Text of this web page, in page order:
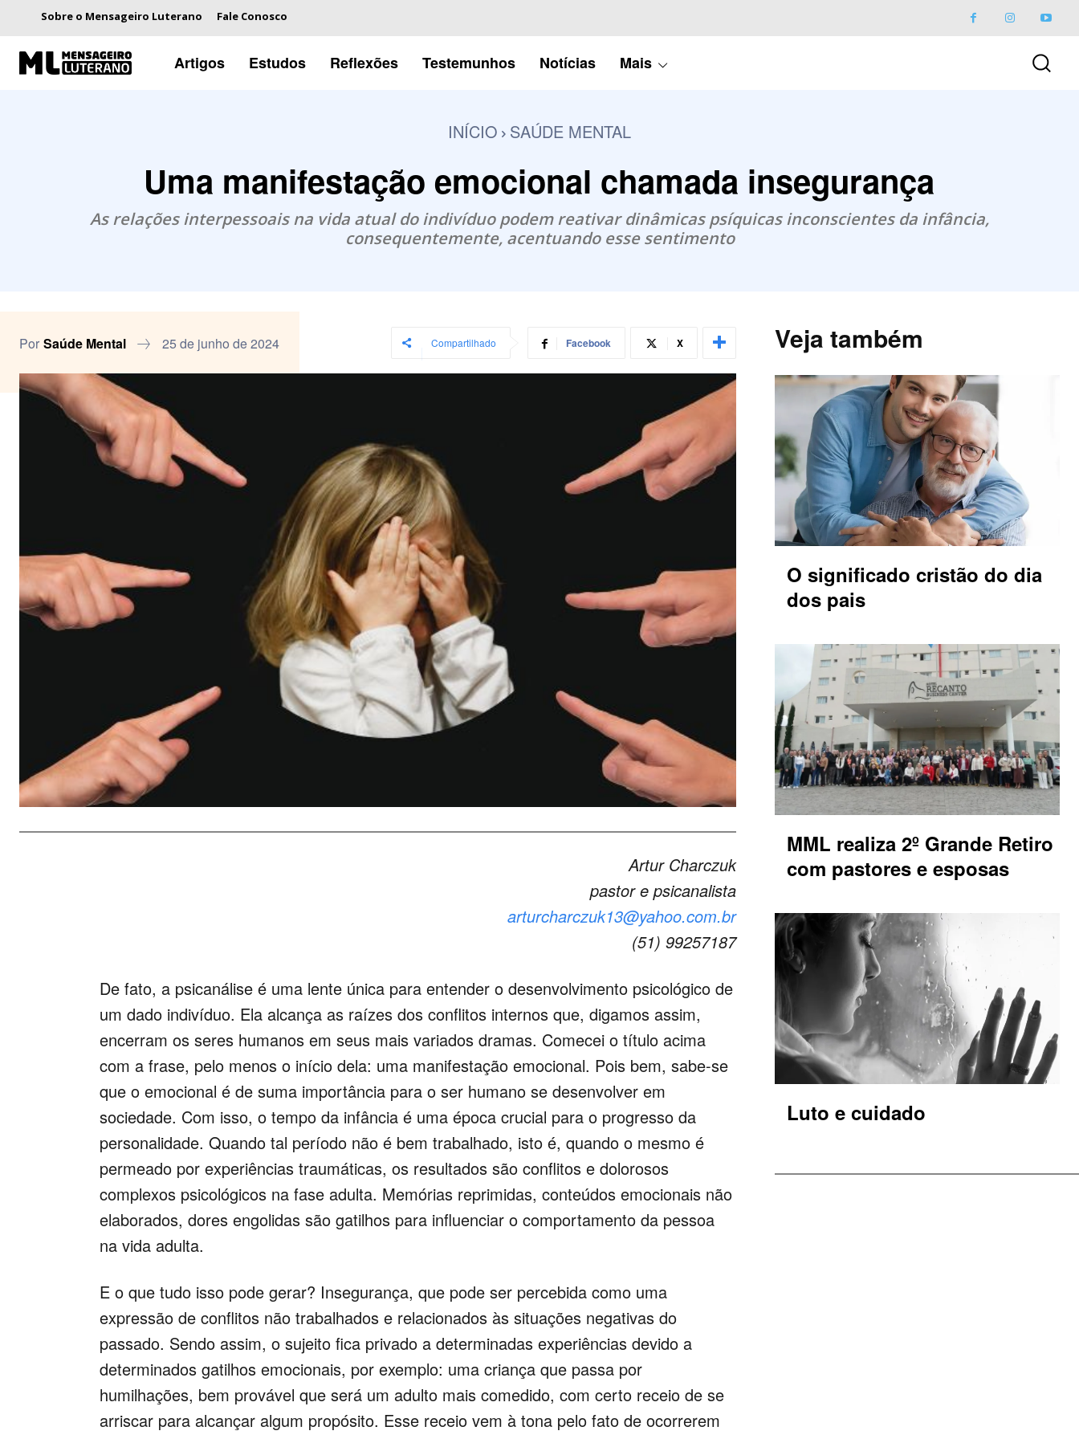
Sobre o Mensageiro Luterano Fale Conosco
Artigos Estudos Reflexões Testemunhos Notícias Mais
INÍCIO SAÚDE MENTAL
Uma manifestação emocional chamada insegurança
As relações interpessoais na vida atual do indivíduo podem reativar dinâmicas psíquicas inconscientes da infância,
consequentemente, acentuando esse sentimento
Por Saúde Mental 25 de junho de 2024 Compartilhado Facebook X
Artur Charczuk
pastor e psicanalista
arturcharczuk13@yahoo.com.br
(51) 99257187
De fato, a psicanálise é uma lente única para entender o desenvolvimento psicológico de
um dado indivíduo. Ela alcança as raízes dos conflitos internos que, digamos assim,
encerram os seres humanos em seus mais variados dramas. Comecei o título acima
com a frase, pelo menos o início dela: uma manifestação emocional. Pois bem, sabe-se
que o emocional é de suma importância para o ser humano se desenvolver em
sociedade. Com isso, o tempo da infância é uma época crucial para o progresso da
personalidade. Quando tal período não é bem trabalhado, isto é, quando o mesmo é
permeado por experiências traumáticas, os resultados são conflitos e dolorosos
complexos psicológicos na fase adulta. Memórias reprimidas, conteúdos emocionais não
elaborados, dores engolidas são gatilhos para influenciar o comportamento da pessoa
na vida adulta.
E o que tudo isso pode gerar? Insegurança, que pode ser percebida como uma
expressão de conflitos não trabalhados e relacionados às situações negativas do
passado. Sendo assim, o sujeito fica privado a determinadas experiências devido a
determinados gatilhos emocionais, por exemplo: uma criança que passa por
humilhações, bem provável que será um adulto mais comedido, com certo receio de se
arriscar para alcançar algum propósito. Esse receio vem à tona pelo fato de ocorrerem
Veja também
O significado cristão do dia
dos pais
MML realiza 2º Grande Retiro
com pastores e esposas
Luto e cuidado